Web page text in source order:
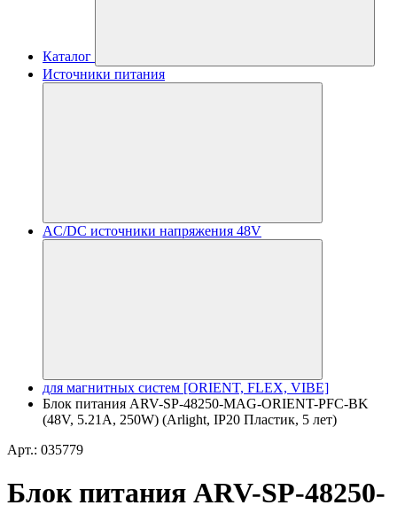
Каталог
Источники питания
AC/DC источники напряжения 48V
для магнитных систем [ORIENT, FLEX, VIBE]
Блок питания ARV-SP-48250-MAG-ORIENT-PFC-BK
(48V, 5.21A, 250W) (Arlight, IP20 Пластик, 5 лет)
Арт.: 035779
Блок питания ARV-SP-48250-